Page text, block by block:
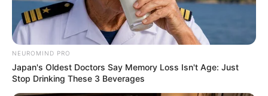
NEUROMIND PRO
Japan's Oldest Doctors Say Memory Loss Isn't Age: Just
Stop Drinking These 3 Beverages